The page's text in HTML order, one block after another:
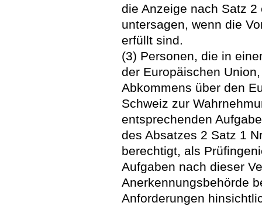
die Anzeige nach Satz
untersagen, wenn die
erfüllt sind.
(3) Personen, die in
der Europäischen
Abkommens über den
Schweiz zur
entsprechenden
des Absatzes 2 Satz 1
berechtigt, als
Aufgaben nach dieser
Anerkennungsbehörde
Anforderungen